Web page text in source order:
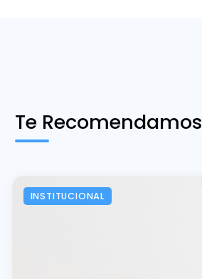
Te Recomendamos
INSTITUCIONAL